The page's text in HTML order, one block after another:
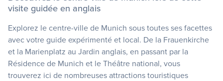
visite guidée en anglais
Explorez le centre-ville de Munich sous toutes ses facettes
avec votre guide expérimenté et local. De la Frauenkirche
et la Marienplatz au Jardin anglais, en passant par la
Résidence de Munich et le Théâtre national, vous
trouverez ici de nombreuses attractions touristiques